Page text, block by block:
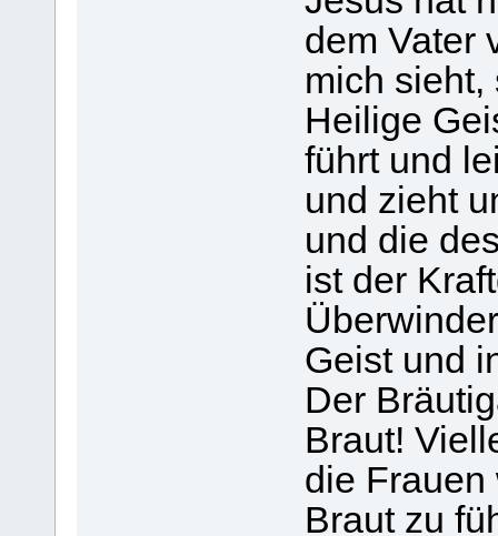
dem Vater
mich sieht,
Heilige
führt und
und zieht
und die
ist der
Geist und
Der
Braut!
die Frauen
Braut zu